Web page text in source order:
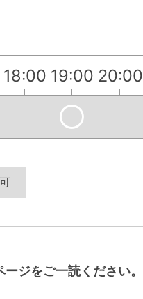
18:00 19:00 20:00
ジをご一読ください。